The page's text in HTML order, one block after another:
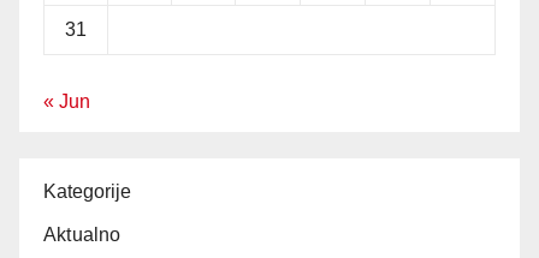
31
« Jun
Kategorije
Aktualno